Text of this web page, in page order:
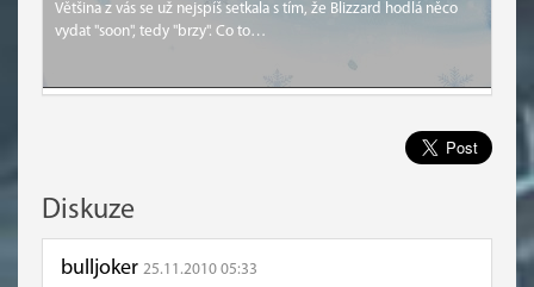
Většina z vás se už nejspíš setkala s tím, že Blizzard hodlá něco
vydat "soon", tedy "brzy". Co to…
Diskuze
bulljoker 25.11.2010 05:33